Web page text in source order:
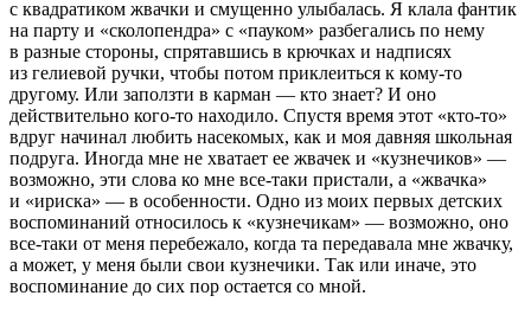
с квадратиком жвачки и смущенно улыбалась. Я клала фантик
на парту и «сколопендра» с «пауком» разбегались по нему
в разные стороны, спрятавшись в крючках и надписях
из гелиевой ручки, чтобы потом приклеиться к кому-то
другому. Или заползти в карман — кто знает? И оно
действительно кого-то находило. Спустя время этот «кто-то»
вдруг начинал любить насекомых, как и моя давняя школьная
подруга. Иногда мне не хватает ее жвачек и «кузнечиков» —
возможно, эти слова ко мне все-таки пристали, а «жвачка»
и «ириска» — в особенности. Одно из моих первых детских
воспоминаний относилось к «кузнечикам» — возможно, оно
все-таки от меня перебежало, когда та передавала мне жвачку,
а может, у меня были свои кузнечики. Так или иначе, это
воспоминание до сих пор остается со мной.